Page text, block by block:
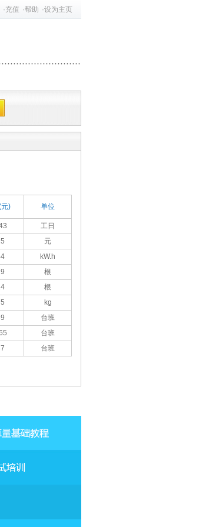
·充值 ·帮助 ·设为主页
元) 单位
工日
元
kW.h
根
根
kg
台班
台班
台班